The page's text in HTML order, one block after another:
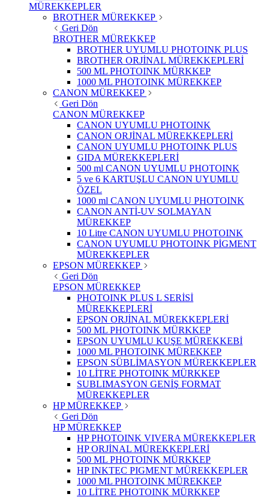
MÜREKKEPLER
BROTHER MÜREKKEP
Geri Dön
BROTHER MÜREKKEP
BROTHER UYUMLU PHOTOINK PLUS
BROTHER ORJİNAL MÜREKKEPLERİ
500 ML PHOTOINK MÜRKKEP
1000 ML PHOTOINK MÜREKKEP
CANON MÜREKKEP
Geri Dön
CANON MÜREKKEP
CANON UYUMLU PHOTOINK
CANON ORJİNAL MÜREKKEPLERİ
CANON UYUMLU PHOTOINK PLUS
GIDA MÜREKKEPLERİ
500 ml CANON UYUMLU PHOTOINK
5 ve 6 KARTUŞLU CANON UYUMLU
ÖZEL
1000 ml CANON UYUMLU PHOTOINK
CANON ANTİ-UV SOLMAYAN
MÜREKKEP
10 Litre CANON UYUMLU PHOTOINK
CANON UYUMLU PHOTOINK PİGMENT
MÜREKKEPLER
EPSON MÜREKKEP
Geri Dön
EPSON MÜREKKEP
PHOTOINK PLUS L SERİSİ
MÜREKKEPLERİ
EPSON ORJİNAL MÜREKKEPLERİ
500 ML PHOTOINK MÜRKKEP
EPSON UYUMLU KUŞE MÜREKKEBİ
1000 ML PHOTOINK MÜREKKEP
EPSON SÜBLİMASYON MÜREKKEPLER
10 LİTRE PHOTOINK MÜRKKEP
SUBLIMASYON GENİŞ FORMAT
MÜREKKEPLER
HP MÜREKKEP
Geri Dön
HP MÜREKKEP
HP PHOTOINK VIVERA MÜREKKEPLER
HP ORJİNAL MÜREKKEPLERİ
500 ML PHOTOINK MÜRKKEP
HP INKTEC PIGMENT MÜREKKEPLER
1000 ML PHOTOINK MÜREKKEP
10 LİTRE PHOTOINK MÜRKKEP